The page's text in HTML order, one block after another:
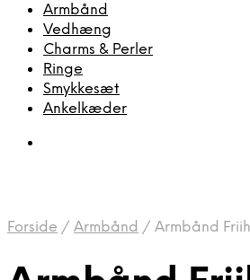
Armbånd
Vedhæng
Charms & Perler
Ringe
Smykkesæt
Ankelkæder
Forside / Armbånd / Armbånd